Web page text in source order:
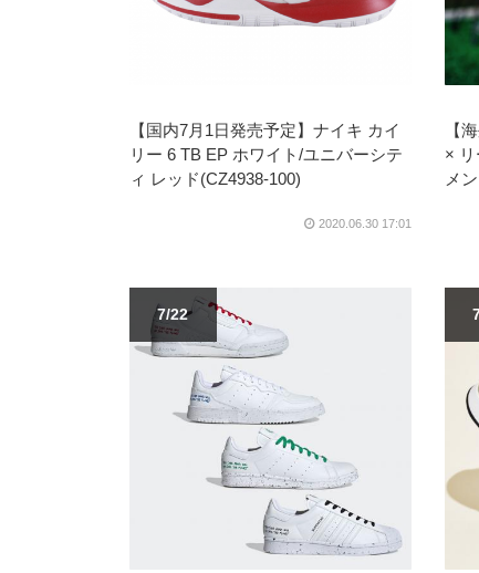
【国内7月1日発売予定】ナイキ カイ
リー 6 TB EP ホワイト/ユニバーシテ
ィ レッド(CZ4938-100)
2020.06.30 17:01
【
×
メ
7/22